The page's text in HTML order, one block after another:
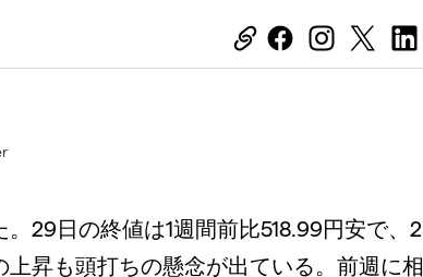
29日の終値は1週間前比518.99円安で、2
昇も頭打ちの懸念が出ている。前週に相